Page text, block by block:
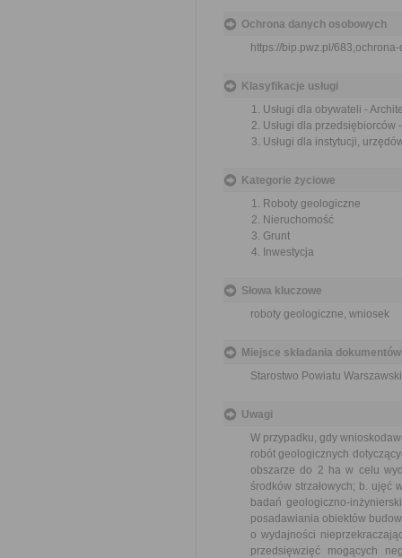
Ochrona danych osobowych
https://bip.pwz.pl/
Klasyfikacje usługi
Usługi dla obywateli -
Usługi dla
Usługi dla instytucji,
Kategorie życiowe
Roboty geologiczne
Nieruchomość
Grunt
Inwestycja
Słowa kluczowe
roboty geologiczne, wniosek
Miejsce składania dokumentów
Starostwo Powiatu
Uwagi
W przypadku, gdy
robót geologicznych
obszarze do 2 ha w celu
środków strzałowych; b. ujęć
badań geologiczno-
posadawiania obiektów
o wydajności
przedsięwzięć mogących